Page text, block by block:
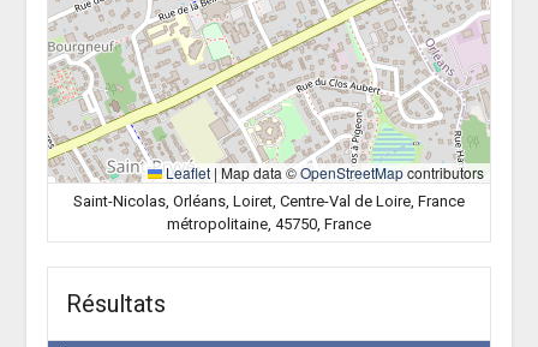
Leaflet | Map data ©OpenStreetMapcontributors
Saint-Nicolas, Orléans, Loiret, Centre-Val de Loire, France
métropolitaine, 45750, France
Résultats